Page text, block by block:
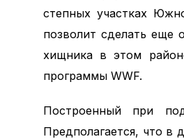
степных участках
позволит сделать еще
хищника в этом
программы WWF.
Построенный при
Предполагается, что